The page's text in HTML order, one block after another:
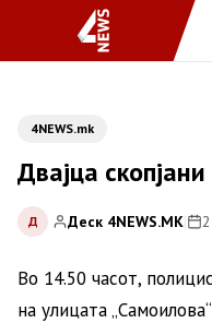
4NEWS.mk
Двајца
Д Деск 4NEWS.MK|
Во 14.50 часот,
на улицата